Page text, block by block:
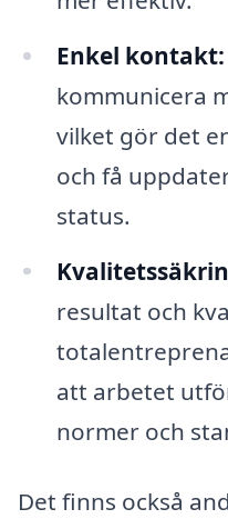
Enkel kontakt:
kommunicera
vilket gör det
och få
status.
resultat och
att arbetet
normer och
Det finns också